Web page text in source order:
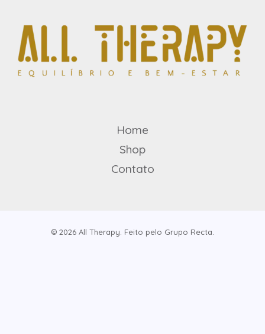
Home
Shop
Contato
© 2026 All Therapy. Feito pelo Grupo Recta.